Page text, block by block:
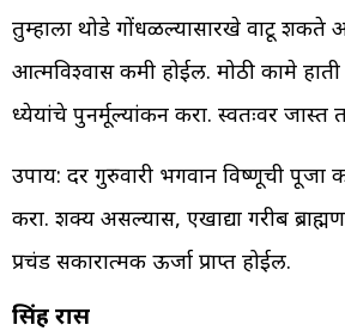
तुम्हाला थोडे गोंधळल्यासारखे वाटू शकते
आत्मविश्वास कमी होईल. मोठी कामे हाती
ध्येयांचे पुनर्मूल्यांकन करा. स्वतःवर
उपाय: दर गुरुवारी भगवान विष्णूची पूजा
करा. शक्य असल्यास, एखाद्या गरीब
प्रचंड सकारात्मक ऊर्जा प्राप्त होईल.
सिंह रास